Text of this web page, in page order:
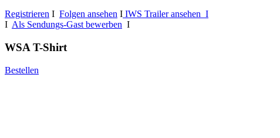
Registrieren I Folgen ansehen I IWS Trailer ansehen I
I Als Sendungs-Gast bewerben I
WSA T-Shirt
Bestellen